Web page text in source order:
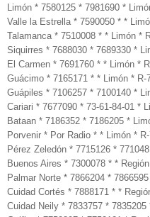
Limón * 7580125 * 7981690 *
Valle la Estrella * 7590050 * *
Talamanca * 7510008 * * Limón *
Siquirres * 7688030 * 7689330 *
El Carmen * 7691760 * * Limón *
Guácimo * 7165171 * * Limón * R-
Guápiles * 7106257 * 7100140 *
Cariari * 7677090 * 73-61-84-01 *
Bataan * 7186352 * 7186205 *
Porvenir * Por Radio * * Limón *
Pérez Zeledón * 7715126 *
Buenos Aires * 7300078 * *
Palmar Norte * 7866204 *
Cuidad Cortés * 7888171 * *
Cuidad Neily * 7833757 *